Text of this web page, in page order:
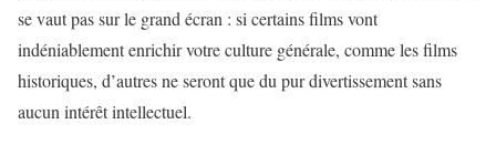
se vaut pas sur le grand écran : si certains films vont
indéniablement enrichir votre culture générale, comme les films
historiques, d’autres ne seront que du pur divertissement sans
aucun intérêt intellectuel.